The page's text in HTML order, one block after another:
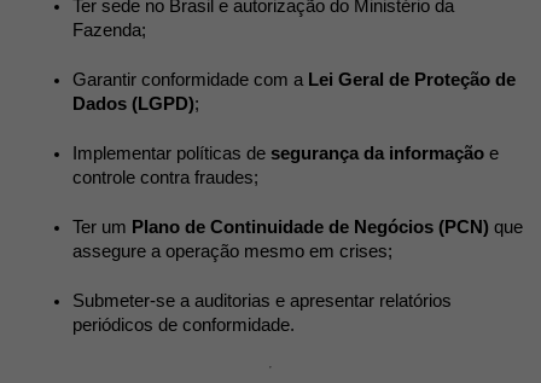
Ter sede no Brasil e autorização do Ministério da
Fazenda;
Garantir conformidade com a Lei Geral de Proteção de
Dados (LGPD);
Implementar políticas de segurança da informação e
controle contra fraudes;
Ter um Plano de Continuidade de Negócios (PCN) que
assegure a operação mesmo em crises;
Submeter-se a auditorias e apresentar relatórios
periódicos de conformidade.